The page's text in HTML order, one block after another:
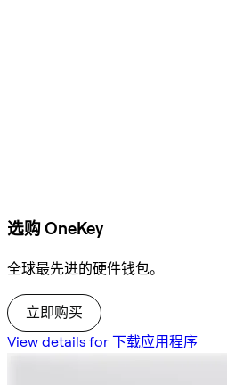
选购 OneKey
全球最先进的硬件钱包。
立即购买
View details for 下载应用程序